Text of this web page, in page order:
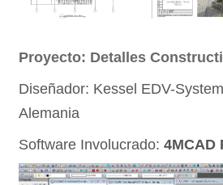
Proyecto: Detalles
Diseñador: Kessel EDV-
Alemania
Software Involucrado: 4MCAD